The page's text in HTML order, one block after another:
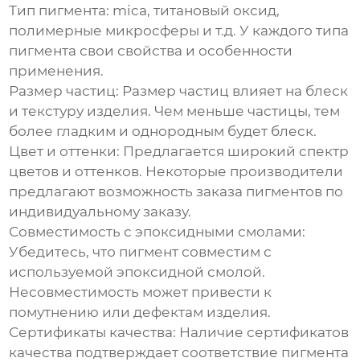
Тип пигмента: mica, титановый оксид,
полимерные микросферы и т.д. У каждого типа
пигмента свои свойства и особенности
применения.
Размер частиц: Размер частиц влияет на блеск
и текстуру изделия. Чем меньше частицы, тем
более гладким и однородным будет блеск.
Цвет и оттенки: Предлагается широкий спектр
цветов и оттенков. Некоторые производители
предлагают возможность заказа пигментов по
индивидуальному заказу.
Совместимость с эпоксидными смолами:
Убедитесь, что пигмент совместим с
используемой эпоксидной смолой.
Несовместимость может привести к
помутнению или дефектам изделия.
Сертификаты качества: Наличие сертификатов
качества подтверждает соответствие пигмента